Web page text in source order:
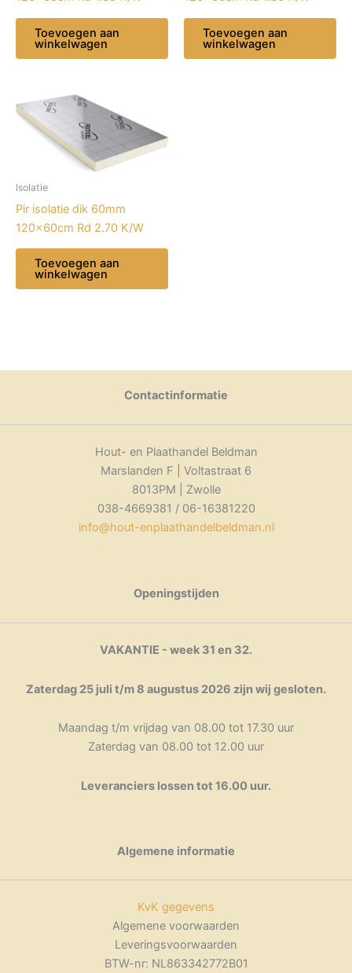
Toevoegen aan
winkelwagen
Toevoegen aan
winkelwagen
Isolatie
Pir isolatie dik 60mm
120x60cm Rd 2.70 K/W
Toevoegen aan
winkelwagen
Contactinformatie
Hout- en Plaathandel Beldman
Marslanden F | Voltastraat 6
8013PM | Zwolle
038-4669381 / 06-16381220
info@hout-enplaathandelbeldman.nl
Openingstijden
VAKANTIE - week 31 en 32.
Zaterdag 25 juli t/m 8 augustus 2026 zijn wij gesloten.
Maandag t/m vrijdag van 08.00 tot 17.30 uur
Zaterdag van 08.00 tot 12.00 uur
Leveranciers lossen tot 16.00 uur.
Algemene informatie
KvK gegevens
Algemene voorwaarden
Leveringsvoorwaarden
BTW-nr: NL863342772B01